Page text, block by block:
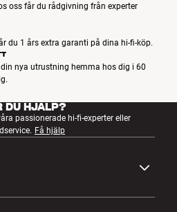
oss får du rådgivning från experter
du 1 års extra garanti på dina hi-fi-köp.
nya utrustning hemma hos dig i 60
DU HJÄLP?
passionerade hi-fi-experter eller
Få hjälp